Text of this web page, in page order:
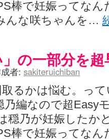
棒で妊娠ってなん
んな咲ちゃんを…
の一部分を
者: sakiteruichiban
るかは悩む。っ
乃編なので超Easy
穏乃が妊娠したか
棒で妊娠ってな